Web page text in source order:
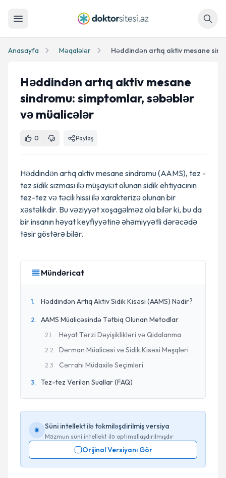
Anasayfa Məqalələr
Həddindən artıq aktiv mesane
sindromu: simptomlar, səbəblər
və müalicələr
0 Paylaş
Həddindən artıq aktiv mesane sindromu (AAMS), tez -
tez sidik sızması ilə müşayiət olunan sidik ehtiyacının
tez-tez və təcili hissi ilə xarakterizə olunan bir
xəstəlikdir. Bu vəziyyət xoşagəlməz ola bilər ki, bu da
bir insanın həyat keyfiyyətinə əhəmiyyətli dərəcədə
təsir göstərə bilər.
Mündəricat
1. Həddindən Artıq Aktiv Sidik Kisəsi (AAMS) Nədir?
2. AAMS Müalicəsində Tətbiq Olunan Metodlar
2.1 Həyat Tərzi Dəyişiklikləri və Qidalanma
2.2 Dərman Müalicəsi və Sidik Kisəsi Məşqləri
2.3 Cərrahi Müdaxilə Seçimləri
3. Tez-tez Verilən Suallar (FAQ)
Süni intellekt ilə təkmiləşdirilmiş versiya
Məzmun süni intellekt ilə optimallaşdırılmışdır
Orijinal Versiyanı Gör